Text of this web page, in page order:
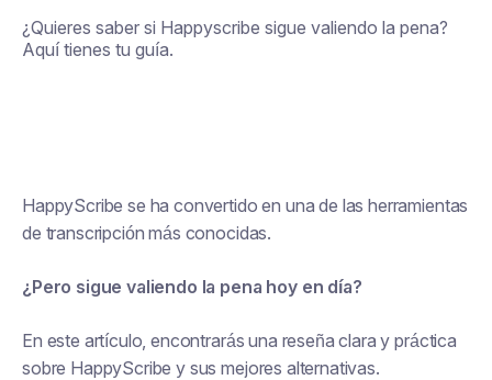
¿Quieres saber si Happyscribe sigue valiendo la pena?
Aquí tienes tu guía.
HappyScribe se ha convertido en una de las herramientas
de transcripción más conocidas.
¿Pero sigue valiendo la pena hoy en día?
En este artículo, encontrarás una reseña clara y práctica
sobre HappyScribe y sus mejores alternativas.